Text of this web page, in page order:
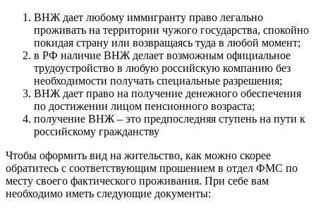
ВНЖ дает любому иммигранту право легально
проживать на территории чужого государства, спокойно
покидая страну или возвращаясь туда в любой момент;
в РФ наличие ВНЖ делает возможным официальное
трудоустройство в любую российскую компанию без
необходимости получать специальные разрешения;
ВНЖ дает право на получение денежного обеспечения
по достижении лицом пенсионного возраста;
получение ВНЖ – это предпоследняя ступень на пути к
российскому гражданству
Чтобы оформить вид на жительство, как можно скорее
обратитесь с соответствующим прошением в отдел ФМС по
месту своего фактического проживания. При себе вам
необходимо иметь следующие документы: